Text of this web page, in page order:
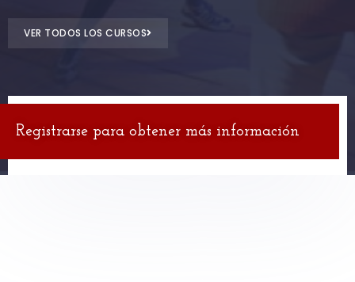
VER TODOS LOS CURSOS
Registrarse para obtener más información